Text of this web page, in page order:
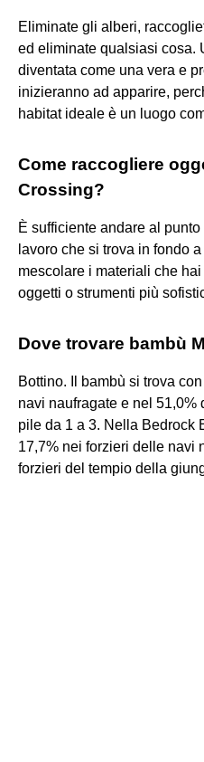
Eliminate gli alberi,
ed eliminate qualsiasi cosa.
diventata come una vera e
inizieranno ad apparire,
habitat ideale è un luogo
Come raccogliere
Crossing?
È sufficiente andare al
lavoro che si trova in fondo
mescolare i materiali che
oggetti o strumenti più
Dove trovare bambù
Bottino. Il bambù si trova
navi naufragate e nel
pile da 1 a 3. Nella Bedrock
17,7% nei forzieri delle navi
forzieri del tempio della